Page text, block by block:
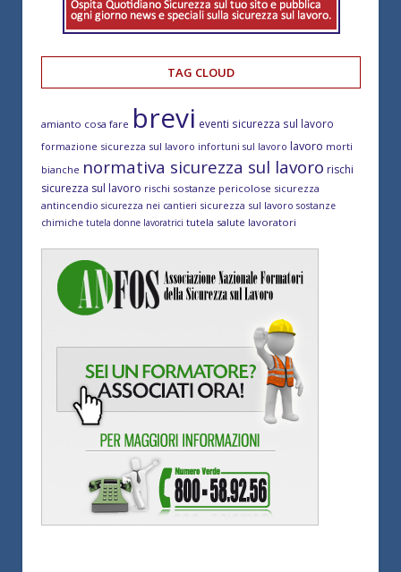
TAG CLOUD
amianto cosa fare brevi eventi sicurezza sul lavoro
formazione sicurezza sul lavoro infortuni sul lavoro lavoro morti
bianche normativa sicurezza sul lavoro rischi
sicurezza sul lavoro rischi sostanze pericolose sicurezza
antincendio sicurezza nei cantieri sicurezza sul lavoro sostanze
chimiche tutela donne lavoratrici tutela salute lavoratori